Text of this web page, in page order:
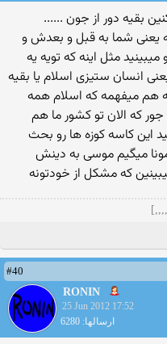
بقیه دور از جون ......
یعنی شما به قبل و بعدش و
مثل اینه که تویه یه
انسان ستیزی اسلام یا بقیه
و میکشن یه بچه ۴ ساله هم میفهمه که اسلام همه
جور که الان تو کشور ما هم
این کاسه کوزه ها رو بحث
میگیم موسی به دینش
که مشکل از خودتونه
#40
RONIN
25 Jun 2012 17:52
ارسالها: 6280